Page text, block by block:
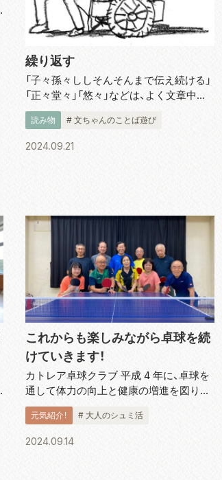
繰り返す
「子々孫々ししそんそんまで伝え続ける」
「正々堂々」「悠々」などは、よく文章中に
目にします。が、しかし、この「々」とは何
なのでしょうか。ふと気になって辞書を
引いてみたら、「送り字」「踊り字」といい、
読み物 # 文ちゃんのことば遊び
2024.09.21
これからも楽しみながら卓球を続
けていきます！
カトレア卓球クラブ 平成 4 年に、卓球を
通して体力の向上と健康の増進を図りな
がら、メンバー同士の親睦を深めるため
に結成されたカトレア卓球クラブ。会長
の本多健二さんにお話を伺いました。「現
元気紹介！ # 大人のシュミ活
2024.09.14